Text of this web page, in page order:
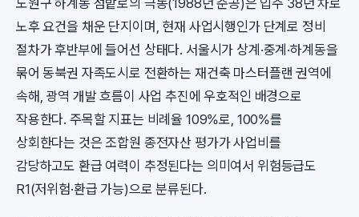
노원구 하계동 섬밭로의 극동(1988년 준공)은 입주 38년 차로
노후 요건을 채운 단지이며, 현재 사업시행인가 단계로 정비
절차가 후반부에 들어선 상태다. 서울시가 상계·중계·하계동을
묶어 동북권 자족도시로 전환하는 재건축 마스터플랜 권역에
속해, 광역 개발 흐름이 사업 추진에 우호적인 배경으로
작용한다. 주목할 지표는 비례율 109%로, 100%를
상회한다는 것은 조합원 종전자산 평가가 사업비를
감당하고도 환급 여력이 추정된다는 의미여서 위험등급도
R1(저위험·환급 가능)으로 분류된다.